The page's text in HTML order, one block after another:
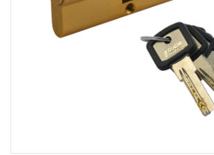
Хозтовары